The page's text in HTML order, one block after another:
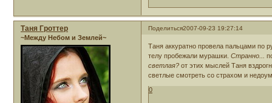
Поделиться2007-09-23 19:27:14
Таня Гроттер
~Между Небом и Землей~
Таня аккуратно провела пальцами по
телу пробежали мурашки.Странно...
светлая? от этих мыслей Таня
светлые смотреть со страхом и
0